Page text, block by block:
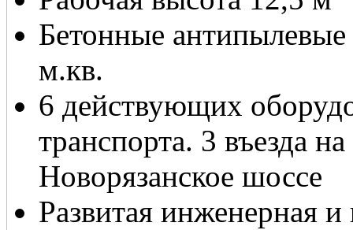
Бетонные
м.кв.
6 действующих
транспорта. 3 въезда
Новорязанское шоссе
Развитая инженерная